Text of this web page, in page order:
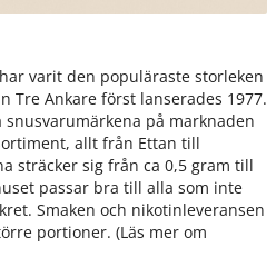
varit den populäraste storleken
Tre Ankare först lanserades 1977.
på marknaden
allt från Ettan till
sträcker sig från ca 0,5 gram till
passar bra till alla som inte
Smaken och nikotinleveransen
portioner. (Läs mer om